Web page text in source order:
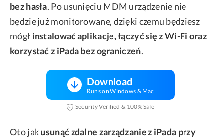
bez hasła. Po usunięciu MDM urządzenie nie
będzie już monitorowane, dzięki czemu będziesz
mógł instalować aplikacje, łączyć się z Wi-Fi oraz
korzystać z iPada bez ograniczeń.
Download
Runs on Windows & Mac
Security Verified & 100% Safe
Oto jakusunąć zdalne zarządzanie z iPada przy